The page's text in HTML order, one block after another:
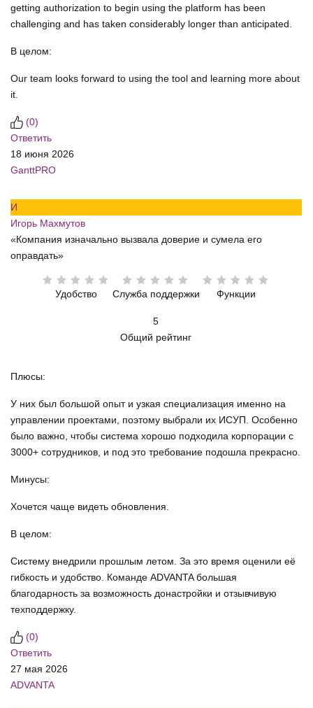
getting authorization to begin using the platform has been
challenging and has taken considerably longer than anticipated.
В целом:
Our team looks forward to using the tool and learning more about
it.
(0)
Ответить
18 июня 2026
GanttPRO
И
Игорь Махмутов
«Компания изначально вызвала доверие и сумела его
оправдать»
Удобство Служба поддержки Функции
5
Общий рейтинг
Плюсы:
У них был большой опыт и узкая специализация именно на
управлении проектами, поэтому выбрали их ИСУП. Особенно
было важно, чтобы система хорошо подходила корпорации с
3000+ сотрудников, и под это требование подошла прекрасно.
Минусы:
Хочется чаще видеть обновления.
В целом:
Систему внедрили прошлым летом. За это время оценили её
гибкость и удобство. Команде ADVANTA большая
благодарность за возможность донастройки и отзывчивую
техподдержку.
(0)
Ответить
27 мая 2026
ADVANTA